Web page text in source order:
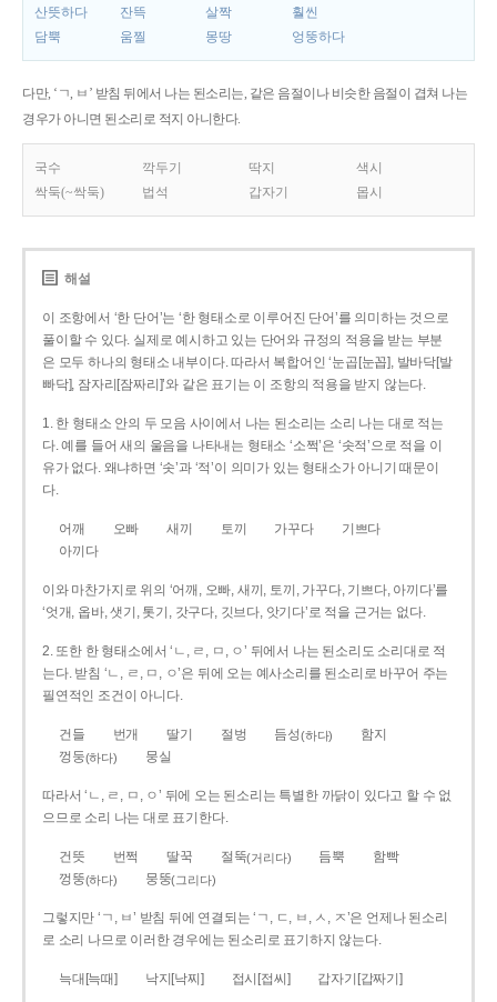
산뜻하다 잔뜩 살짝
훨씬
담뿍
움찔 몽땅 엉뚱하다
다만, ‘ㄱ, ㅂ’ 받침 뒤에서 나는 된소리는, 같은 음절이나 비슷한 음절이 겹쳐 나는
경우가 아니면 된소리로 적지 아니한다.
국수 깍두기 딱지
색시
싹둑(~싹둑)
법석 갑자기 몹시
해설
이 조항에서 ‘한 단어’는 ‘한 형태소로 이루어진 단어’를 의미하는 것으로
풀이할 수 있다. 실제로 예시하고 있는 단어와 규정의 적용을 받는 부분
은 모두 하나의 형태소 내부이다. 따라서 복합어인 ‘눈곱[눈꼽], 발바닥[발
빠닥], 잠자리[잠짜리]’와 같은 표기는 이 조항의 적용을 받지 않는다.
1. 한 형태소 안의 두 모음 사이에서 나는 된소리는 소리 나는 대로 적는
다. 예를 들어 새의 울음을 나타내는 형태소 ‘소쩍’은 ‘솟적’으로 적을 이
유가 없다. 왜냐하면 ‘솟’과 ‘적’이 의미가 있는 형태소가 아니기 때문이
다.
어깨 오빠 새끼 토끼 가꾸다
기쁘다
아끼다
이와 마찬가지로 위의 ‘어깨, 오빠, 새끼, 토끼, 가꾸다, 기쁘다, 아끼다’를
‘엇개, 옵바, 샛기, 톳기, 갓구다, 깃브다, 앗기다’로 적을 근거는 없다.
2. 또한 한 형태소에서 ‘ㄴ, ㄹ, ㅁ, ㅇ’ 뒤에서 나는 된소리도 소리대로 적
는다. 받침 ‘ㄴ, ㄹ, ㅁ, ㅇ’은 뒤에 오는 예사소리를 된소리로 바꾸어 주는
필연적인 조건이 아니다.
건들 번개 딸기 절벙 듬성(하다)
함지
껑둥(하다) 뭉실
따라서 ‘ㄴ, ㄹ, ㅁ, ㅇ’ 뒤에 오는 된소리는 특별한 까닭이 있다고 할 수 없
으므로 소리 나는 대로 표기한다.
건뜻 번쩍 딸꾹 절뚝(거리다) 듬뿍
함빡
껑뚱(하다) 뭉뚱(그리다)
그렇지만 ‘ㄱ, ㅂ’ 받침 뒤에 연결되는 ‘ㄱ, ㄷ, ㅂ, ㅅ, ㅈ’은 언제나 된소리
로 소리 나므로 이러한 경우에는 된소리로 표기하지 않는다.
늑대[늑때] 낙지[낙찌] 접시[접씨] 갑자기[갑짜기]